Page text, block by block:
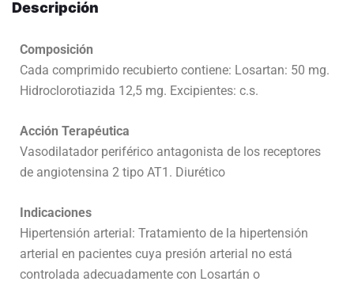
Descripción
Composición
Cada comprimido recubierto contiene: Losartan: 50 mg.
Hidroclorotiazida 12,5 mg. Excipientes: c.s.
Acción Terapéutica
Vasodilatador periférico antagonista de los receptores
de angiotensina 2 tipo AT1. Diurético
Indicaciones
Hipertensión arterial: Tratamiento de la hipertensión
arterial en pacientes cuya presión arterial no está
controlada adecuadamente con Losartán o